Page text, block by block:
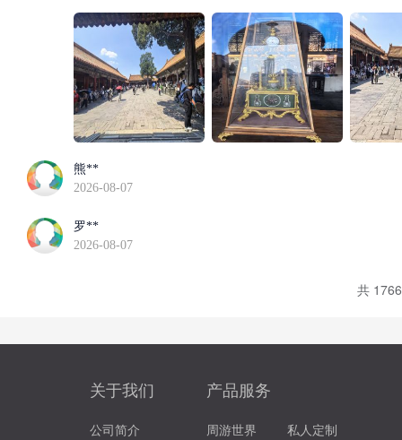
熊**
2026-08-07
罗**
2026-08-07
共
关于我们
公司简介
产品服务
周游世界
私人定制